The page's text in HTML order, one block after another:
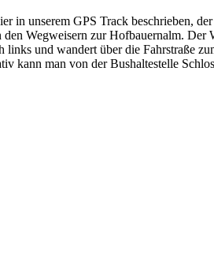
in unserem GPS Track beschrieben,
Wegweisern zur Hofbauernalm. Der
und wandert über die Fahrstraße
kann man von der Bushaltestelle